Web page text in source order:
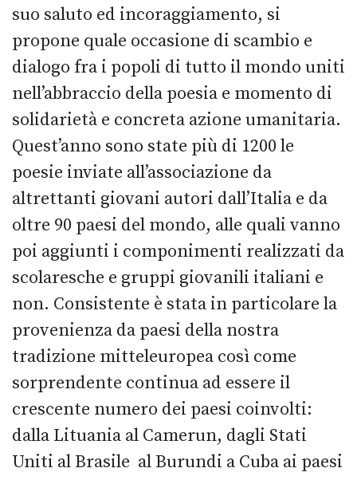
suo saluto ed incoraggiamento, si
propone quale occasione di scambio e
dialogo fra i popoli di tutto il mondo uniti
nell’abbraccio della poesia e momento di
solidarietà e concreta azione umanitaria.
Quest’anno sono state più di 1200 le
poesie inviate all’associazione da
altrettanti giovani autori dall’Italia e da
oltre 90 paesi del mondo, alle quali vanno
poi aggiunti i componimenti realizzati da
scolaresche e gruppi giovanili italiani e
non. Consistente è stata in particolare la
provenienza da paesi della nostra
tradizione mitteleuropea così come
sorprendente continua ad essere il
crescente numero dei paesi coinvolti:
dalla Lituania al Camerun, dagli Stati
Uniti al Brasile al Burundi a Cuba ai paesi